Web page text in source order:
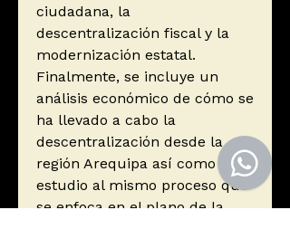
ciudadana, la
descentralización fiscal y la
modernización estatal.
Finalmente, se incluye un
análisis económico de cómo se
ha llevado a cabo la
descentralización desde la
región Arequipa así como un
estudio al mismo proceso que
se enfoca en el plano de la